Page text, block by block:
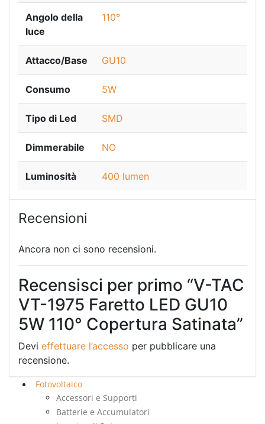
Angolo della
luce
110°
Attacco/Base GU10
Consumo 5W
Tipo di Led SMD
Dimmerabile NO
Luminosità 400 lumen
Recensioni
Ancora non ci sono recensioni.
Recensisci per primo “V-TAC
VT-1975 Faretto LED GU10
5W 110° Copertura Satinata”
Devi effettuare l’accesso per pubblicare una
recensione.
Fotovoltaico
Accessori e Supporti
Batterie e Accumulatori